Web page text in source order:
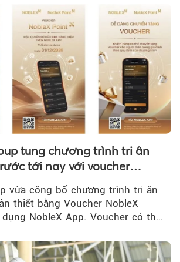
tung chương trình tri ân
tới nay với voucher
vừa công bố chương trình tri ân
thiết bằng Voucher NobleX
NobleX App. Voucher có thể